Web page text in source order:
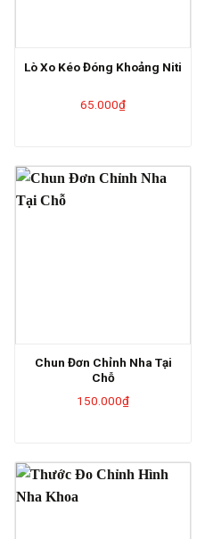
Lò Xo Kéo Đóng Khoảng Niti
65.000₫
Chun Đơn Chỉnh Nha Tại
Chỗ
150.000₫